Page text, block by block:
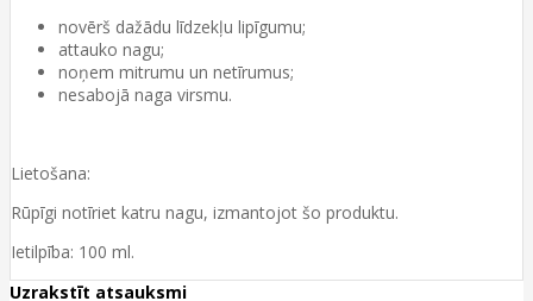
novērš dažādu līdzekļu lipīgumu;
attauko nagu;
noņem mitrumu un netīrumus;
nesabojā naga virsmu.
Lietošana:
Rūpīgi notīriet katru nagu, izmantojot šo produktu.
Ietilpība: 100 ml.
Uzrakstīt atsauksmi